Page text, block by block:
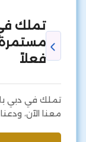
تملك
مستمرة
فعلاً
تملك في دبي
معنا الآن،